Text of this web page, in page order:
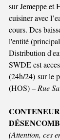
sur Jemeppe et
cuisiner avec
cours. Des
l'entité
Distribution
SWDE est
(24h/24) sur le
(HOS) – Rue
(Attention, ces